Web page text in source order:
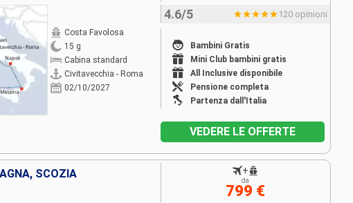
Costa Favolosa
15 g
Cabina standard
Civitavecchia - Roma
02/10/2027
4.6/5 120 opinioni
Bambini Gratis
Mini Club bambini gratis
All Inclusive disponibile
Pensione completa
Partenza dall'Italia
VEDERE LE OFFERTE
SCOZIA +
da
799 €